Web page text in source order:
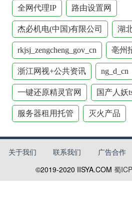
全网代理IP 路由设置网
杰必机电(中国)有限公司 湖
rkjsj_zengcheng_gov_cn 亳州
浙江网视+公共资讯 ng_d_cn
一键还原精灵官网 国产人妖
服务器租用托管 灭火产品
关于我们 联系我们 广告合作
©2019-2020 IISYA.COM 蜀